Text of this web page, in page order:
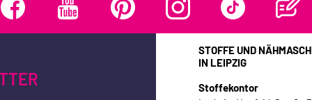
STOFFE UND
IN LEIPZIG
Stoffekontor